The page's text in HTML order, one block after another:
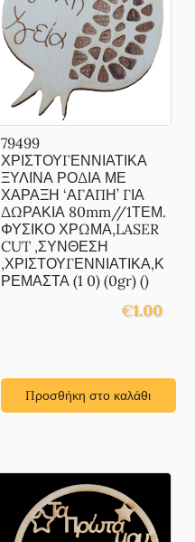
79499
ΧΡΙΣΤΟΥΓΕΝΝΙΑΤΙΚΑ
ΞΥΛΙΝΑ ΡΟΔΙΑ ΜΕ
ΧΑΡΑΞΗ ‘ΑΓΑΠΗ’ ΓΙΑ
ΔΩΡΑΚΙΑ 80mm//1ΤΕΜ.
ΦΥΣΙΚΟ ΧΡΩΜΑ,LASER
CUT ,ΣΥΝΘΕΣΗ
,ΧΡΙΣΤΟΥΓΕΝΝΙΑΤΙΚΑ,Κ
ΡΕΜΑΣΤΑ (1 0) (0gr) ()
€1.00
Προσθήκη στο καλάθι